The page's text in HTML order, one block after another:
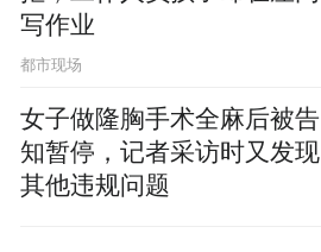
写作业
都市现场
女子做隆胸手术全麻后被告
知暂停，记者采访时又发现
其他违规问题